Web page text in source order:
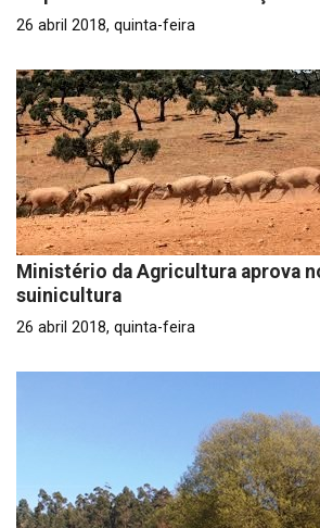
26 abril 2018, quinta-feira
Ministério da Agricultura aprova
suinicultura
26 abril 2018, quinta-feira